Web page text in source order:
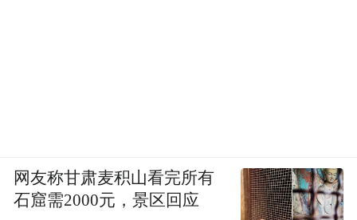
网友称甘肃麦积山看完所有
石窟需2000元，景区回应